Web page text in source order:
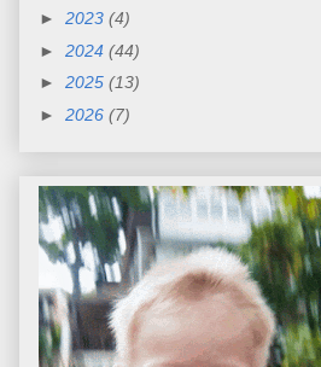
► 2023 (4)
► 2024 (44)
► 2025 (13)
► 2026 (7)